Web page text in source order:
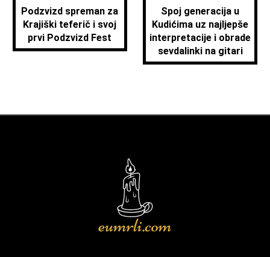
Podzvizd spreman za
Krajiški teferič i svoj
prvi Podzvizd Fest
Spoj generacija u
Kudićima uz najljepše
interpretacije i obrade
sevdalinki na gitari